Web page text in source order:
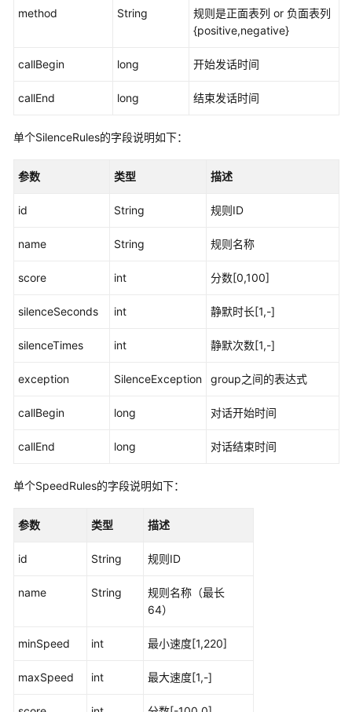
南
入
挂
机
人
务
话
器
method String
规则是正面表列 or 负面表列
{positive,negative}
callBegin long 开始发话时间
callEnd long 结束发话时间
单个SilenceRules的字段说明如下：
参数 类型 描述
id String 规则ID
name String 规则名称
score int 分数[0,100]
silenceSeconds int 静默时长[1,-]
silenceTimes int 静默次数[1,-]
exception SilenceException group之间的表达式
callBegin long 对话开始时间
callEnd long 对话结束时间
单个SpeedRules的字段说明如下：
参数 类型 描述
id String 规则ID
name String
规则名称（最长
64）
minSpeed int 最小速度[1,220]
maxSpeed int 最大速度[1,-]